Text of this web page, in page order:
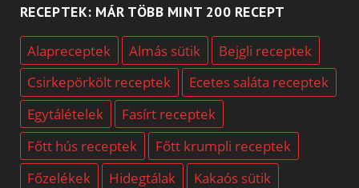
RECEPTEK: MÁR TÖBB MINT 200 RECEPT
Alapreceptek Almás sütik
Bejgli receptek
Csirkepörkölt receptek
Ecetes saláta receptek
Egytálételek
Fasírt receptek
Főtt hús receptek
Főtt krumpli receptek
Főzelékek
Hidegtálak
Kakaós sütik